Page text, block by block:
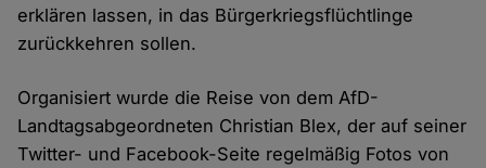
erklären lassen, in das Bürgerkriegsflüchtlinge
zurückkehren sollen.
Organisiert wurde die Reise von dem AfD-
Landtagsabgeordneten Christian Blex, der auf seiner
Twitter- und Facebook-Seite regelmäßig Fotos von